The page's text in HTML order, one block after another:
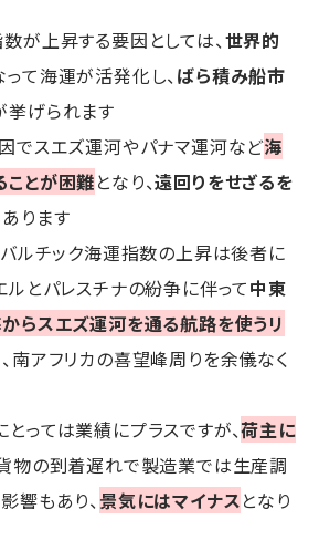
が上昇する要因としては、世界的
って海運が活発化し、 ばら積み船市
挙げられます
でスエズ運河やパナマ運河など海
とが困難となり、遠回りをせざるを
ります
ルチック海運指数の上昇は後者に
ルとパレスチナの紛争に伴って中東
らスエズ運河を通る航路を使うリ
南アフリカの喜望峰周りを余儀なく
っては業績にプラスですが、荷主に
貨物の到着遅れで製造業では生産調
響もあり、 景気にはマイナスとなり